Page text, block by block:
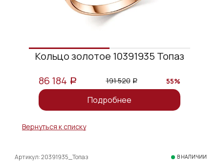
Кольцо золотое 10391935 Топаз
86 184 a 191 520 a 55%
Подробнее
Вернуться к списку
Артикул: 20391935_Топаз В НАЛИЧИИ